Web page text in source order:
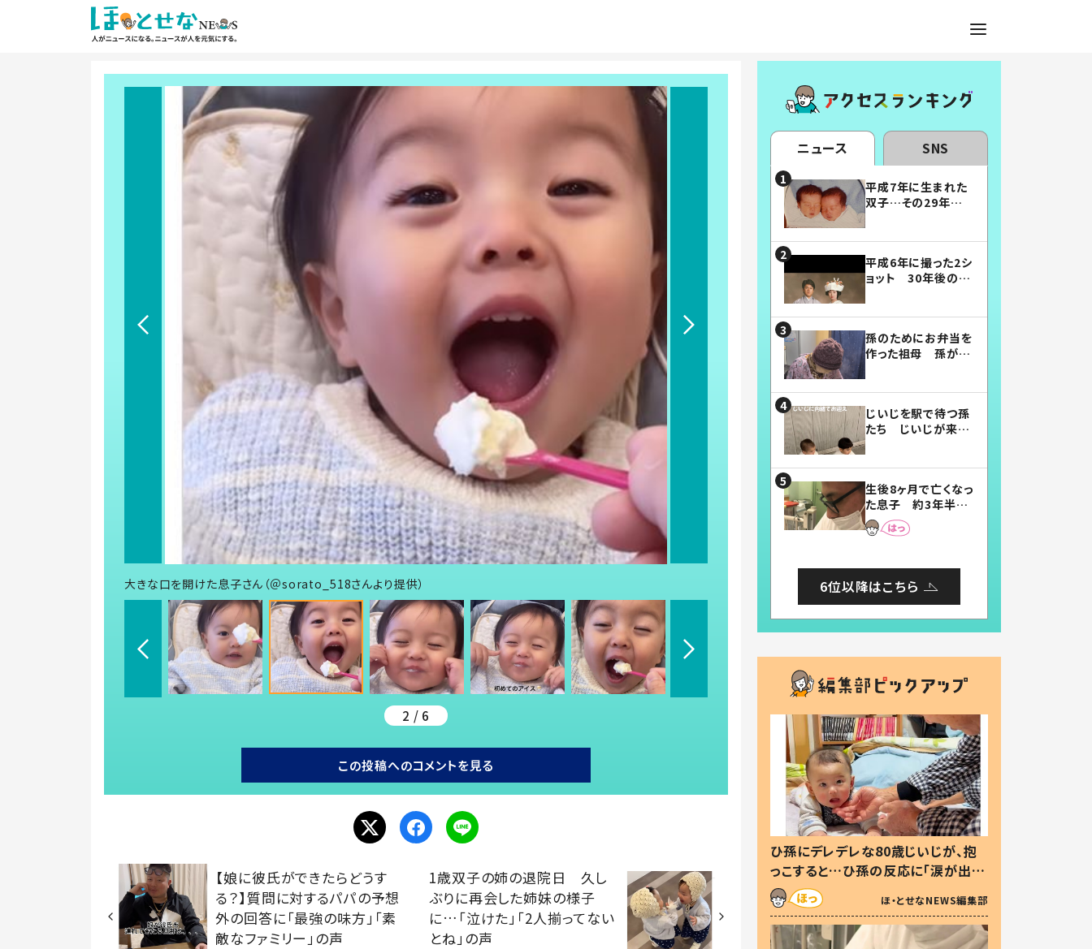
大きな口を開けた息子さん（＠sorato_518さんより提供）
2 / 6
この投稿へのコメントを見る
【娘に彼氏ができたらどうす
る？】質問に対するパパの予想
外の回答に「最強の味方」「素
敵なファミリー」の声
1歳双子の姉の退院日 久し
ぶりに再会した姉妹の様子
に…「泣けた」「2人揃ってない
とね」の声
ニュース SNS
平成7年に生まれた
双子…その29年後
平成6年に撮った2シ
ョット 30年後の姿
孫のためにお弁当を
作った祖母 孫が絶
じいじを駅で待つ孫
たち じいじが来た
まらない」「幸せにな
れる」
生後8ヶ月で亡くなっ
た息子 約3年半
後、当時の妻の日記
に書いてあった本音
6位以降はこちら
ひ孫にデレデレな80歳じいじが、抱
っこすると…ひ孫の反応に「涙が出ま
した」「可愛くて仕方ない」
ほ・とせなNEWS編集部